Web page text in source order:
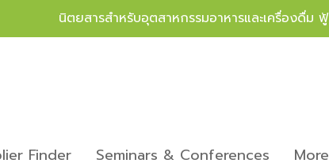
นิตยสารสำหรับอุตสาหกรรมอาหารและเครื่องดื่
Finder Seminars & Conferences